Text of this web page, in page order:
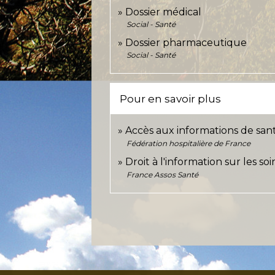
Dossier médical
Social - Santé
Dossier pharmaceutique
Social - Santé
Pour en savoir plus
Accès aux informations de
Fédération hospitalière de France
Droit à l'information sur les
France Assos Santé